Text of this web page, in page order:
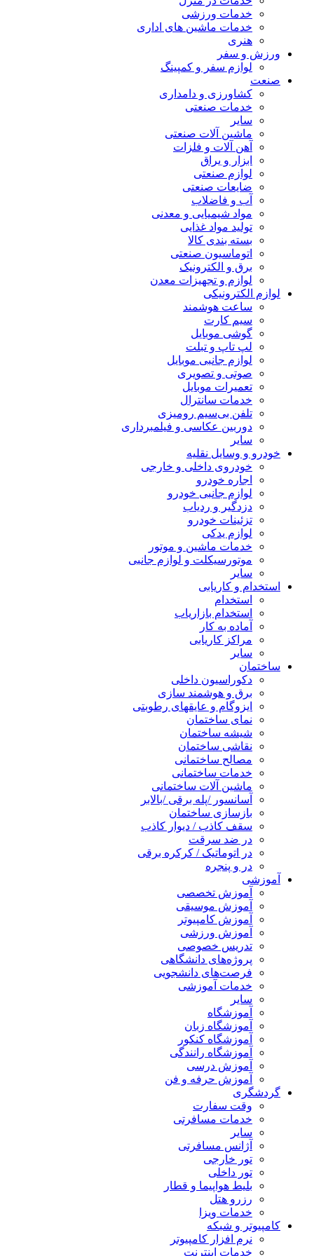
خدمات ورزشی
خدمات ماشین های اداری
و سفر
لوازم سفر و کمپینگ
کشاورزی و دامداری
خدمات صنعتی
ماشین آلات صنعتی
آهن آلات و فلزات
ابزار و یراق
لوازم صنعتی
ضایعات صنعتی
آب و فاضلاب
مواد شیمیایی و معدنی
تولید مواد غذایی
بسته بندی کالا
اتوماسیون صنعتی
برق و الکترونیک
لوازم و تجهیزات معدن
الکترونیکی
ساعت هوشمند
سیم کارت
گوشی موبایل
لپ تاپ و تبلت
لوازم جانبی موبایل
صوتی و تصویری
تعمیرات موبایل
خدمات سانترال
تلفن بی‌سیم رومیزی
دوربین عکاسی و فیلمبرداری
و وسایل نقلیه
خودروی داخلی و خارجی
اجاره خودرو
لوازم جانبی خودرو
دزدگیر و ردیاب
تزئینات خودرو
لوازم یدکی
خدمات ماشین و موتور
موتورسیکلت و لوازم جانبی
و کاریابی
استخدام
استخدام بازاریاب
آماده به کار
مراکز کاریابی
دکوراسیون داخلی
برق و هوشمند سازی
ایزوگام و عایقهای رطوبتی
نمای ساختمان
شیشه ساختمان
نقاشی ساختمان
مصالح ساختمانی
خدمات ساختمانی
ماشین آلات ساختمانی
آسانسور /پله برقی /بالابر
بازسازی ساختمان
سقف کاذب / دیوار کاذب
در ضد سرقت
در اتوماتیک / کرکره برقی
در و پنجره
آموزش تخصصی
آموزش موسیقی
آموزش کامپیوتر
آموزش ورزشی
تدریس خصوصی
پروژه‌های دانشگاهی
فرصت‌های دانشجویی
خدمات آموزشی
آموزشگاه
آموزشگاه زبان
آموزشگاه کنکور
آموزشگاه رانندگی
آموزش درسی
آموزش حرفه و فن
وقت سفارت
خدمات مسافرتی
آژانس مسافرتی
تور خارجی
تور داخلی
بلیط هواپیما و قطار
رزرو هتل
خدمات ویزا
و شبکه
نرم افزار کامپیوتر
خدمات اینترنت